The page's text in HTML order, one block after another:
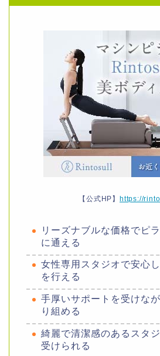
【公式HP】 https://
リーズナブルな価格でピ
に通える
女性専用スタジオで安心
を行える
手厚いサポートを受けな
り組める
綺麗で清潔感のあるスタ
受けられる